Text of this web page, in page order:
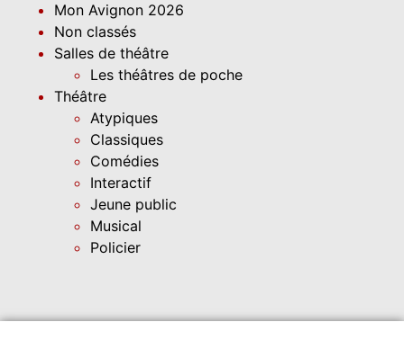
Mon Avignon 2026
Non classés
Salles de théâtre
Les théâtres de poche
Théâtre
Atypiques
Classiques
Comédies
Interactif
Jeune public
Musical
Policier